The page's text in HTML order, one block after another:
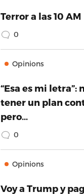
Terror a las 10 AM
0
Opinions
“Esa es mi letra”:
tener un plan
pero…
0
Opinions
Voy a Trump y